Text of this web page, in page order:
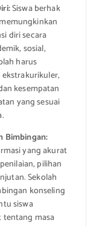
Siswa berhak
diri secara
sosial,
harus
kesempatan
yang sesuai
Bimbingan:
yang akurat
pilihan
Sekolah
konseling
siswa
masa